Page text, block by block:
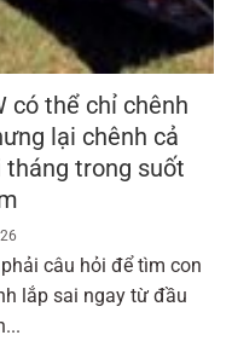
có thể chỉ chênh
lại chênh cả
trong suốt
câu hỏi để tìm con
lắp sai ngay từ đầu